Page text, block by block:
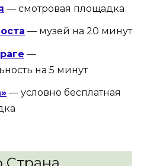
— смотровая площадка
— музей на 20 минут
—
на 5 минут
— условно бесплатная